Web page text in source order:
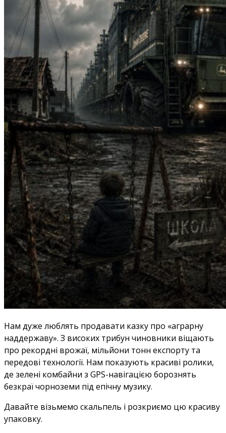
Нам дуже люблять продавати казку про «аграрну
наддержаву». З високих трибун чиновники віщають
про рекордні врожаї, мільйони тонн експорту та
передові технології. Нам показують красиві ролики,
де зелені комбайни з GPS-навігацією борознять
безкраї чорноземи під епічну музику.
Давайте візьмемо скальпель і розкриємо цю красиву
упаковку.